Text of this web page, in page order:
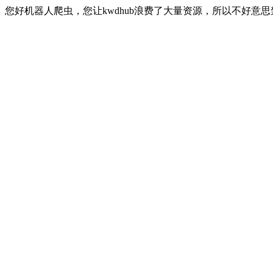
您好机器人爬虫，您让kwdhub浪费了大量资源，所以不好意思